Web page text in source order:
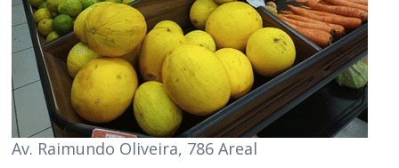
Av. Raimundo Oliveira, 786 Areal